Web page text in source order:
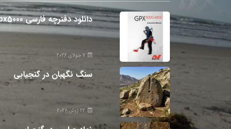
دانلود دفترچه فارسی gpx5000
7 جولای 2026
سنگ نگهبان در گنجیابی
22 ژوئن 2026